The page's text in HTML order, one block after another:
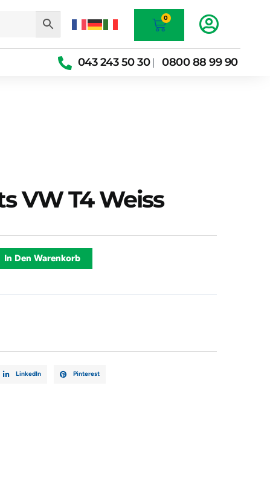
0
Warenkorb
043 243 50 30| 0800 88 99 90
VW T4 Weiss
In Den Warenkorb
LinkedIn Pinterest